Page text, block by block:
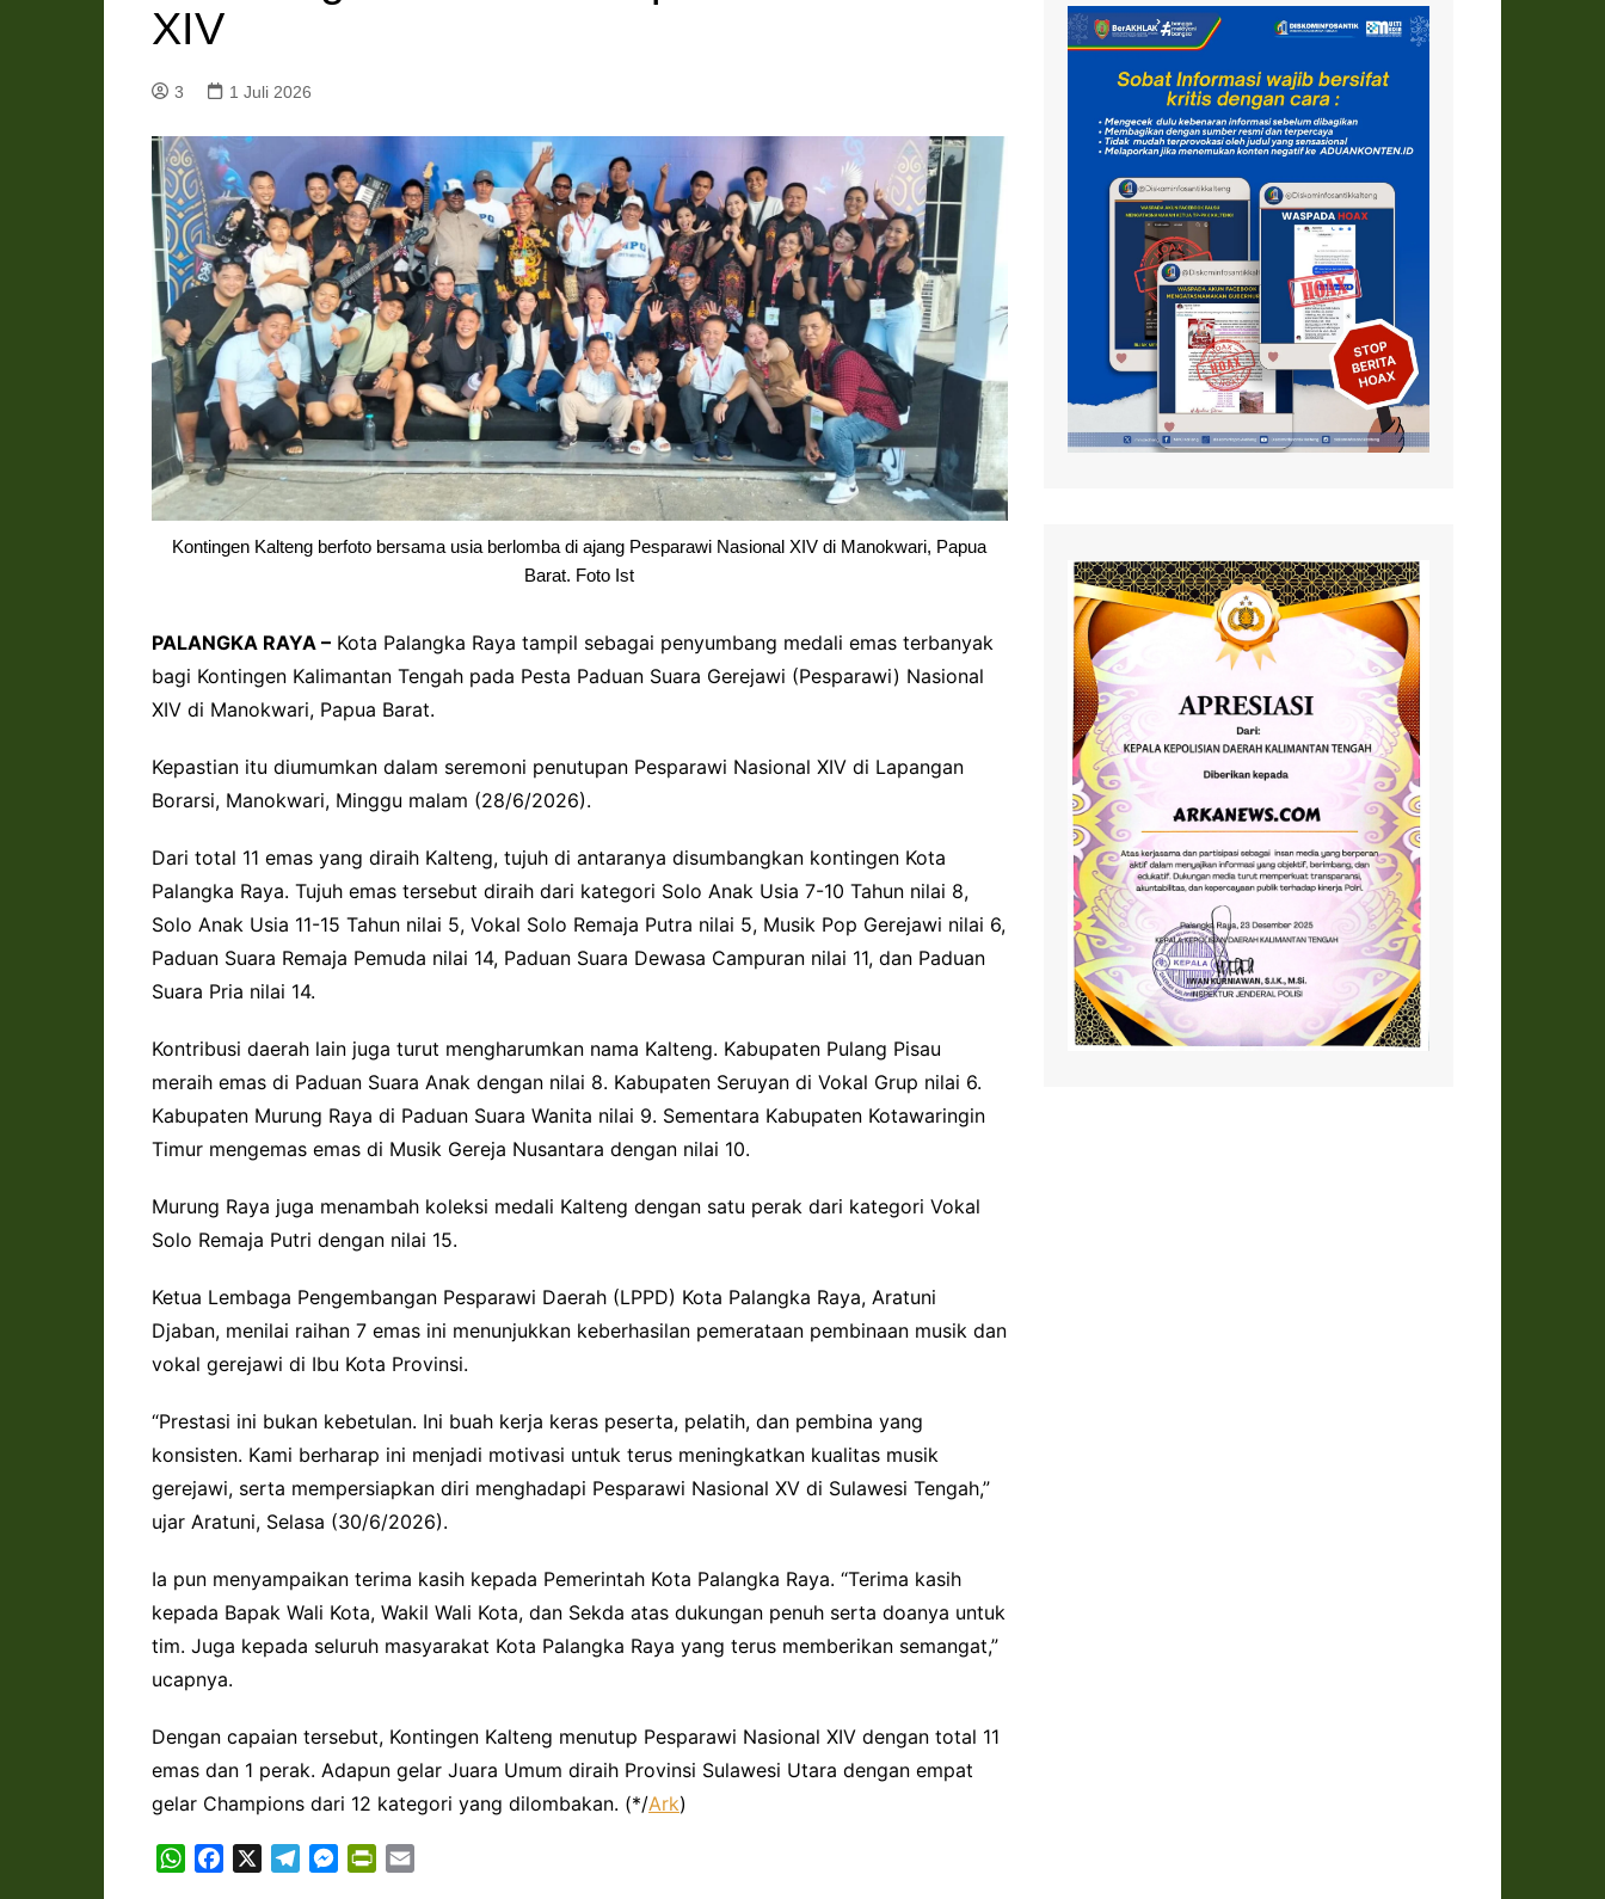
Pemkab Kotim
Pemkab Lamandau
Pemkab Murung Raya
Pemkab Pulang Pisau
Pemkab Seruyan
Pemkab Sukamara
DPRD Lamandau
DPRD Murung Raya
DPRD Pulang Pisau
DPRD Seruyan
DPRD Sukamara
XIV
3 1 Juli 2026
Kontingen Kalteng berfoto bersama usia berlomba di ajang Pesparawi Nasional XIV di Manokwari, Papua
Barat. Foto Ist
PALANGKA RAYA – Kota Palangka Raya tampil sebagai penyumbang medali emas terbanyak
bagi Kontingen Kalimantan Tengah pada Pesta Paduan Suara Gerejawi (Pesparawi) Nasional
XIV di Manokwari, Papua Barat.
Kepastian itu diumumkan dalam seremoni penutupan Pesparawi Nasional XIV di Lapangan
Borarsi, Manokwari, Minggu malam (28/6/2026).
Dari total 11 emas yang diraih Kalteng, tujuh di antaranya disumbangkan kontingen Kota
Palangka Raya. Tujuh emas tersebut diraih dari kategori Solo Anak Usia 7-10 Tahun nilai 8,
Solo Anak Usia 11-15 Tahun nilai 5, Vokal Solo Remaja Putra nilai 5, Musik Pop Gerejawi nilai 6,
Paduan Suara Remaja Pemuda nilai 14, Paduan Suara Dewasa Campuran nilai 11, dan Paduan
Suara Pria nilai 14.
Kontribusi daerah lain juga turut mengharumkan nama Kalteng. Kabupaten Pulang Pisau
meraih emas di Paduan Suara Anak dengan nilai 8. Kabupaten Seruyan di Vokal Grup nilai 6.
Kabupaten Murung Raya di Paduan Suara Wanita nilai 9. Sementara Kabupaten Kotawaringin
Timur mengemas emas di Musik Gereja Nusantara dengan nilai 10.
Murung Raya juga menambah koleksi medali Kalteng dengan satu perak dari kategori Vokal
Solo Remaja Putri dengan nilai 15.
Ketua Lembaga Pengembangan Pesparawi Daerah (LPPD) Kota Palangka Raya, Aratuni
Djaban, menilai raihan 7 emas ini menunjukkan keberhasilan pemerataan pembinaan musik dan
vokal gerejawi di Ibu Kota Provinsi.
“Prestasi ini bukan kebetulan. Ini buah kerja keras peserta, pelatih, dan pembina yang
konsisten. Kami berharap ini menjadi motivasi untuk terus meningkatkan kualitas musik
gerejawi, serta mempersiapkan diri menghadapi Pesparawi Nasional XV di Sulawesi Tengah,”
ujar Aratuni, Selasa (30/6/2026).
Ia pun menyampaikan terima kasih kepada Pemerintah Kota Palangka Raya. “Terima kasih
kepada Bapak Wali Kota, Wakil Wali Kota, dan Sekda atas dukungan penuh serta doanya untuk
tim. Juga kepada seluruh masyarakat Kota Palangka Raya yang terus memberikan semangat,”
ucapnya.
Dengan capaian tersebut, Kontingen Kalteng menutup Pesparawi Nasional XIV dengan total 11
emas dan 1 perak. Adapun gelar Juara Umum diraih Provinsi Sulawesi Utara dengan empat
gelar Champions dari 12 kategori yang dilombakan. (*/Ark)
W
M